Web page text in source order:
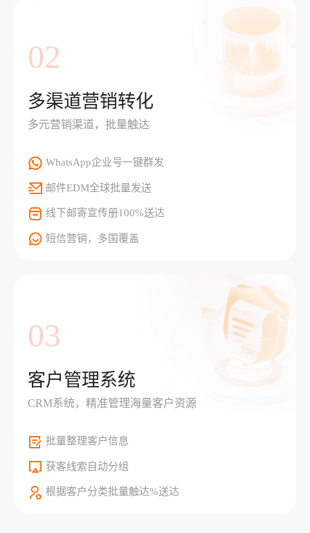
02
多渠道营销转化
多元营销渠道，批量触达
WhatsApp企业号一键群发
邮件EDM全球批量发送
线下邮寄宣传册100%送达
短信营销，多国覆盖
03
客户管理系统
CRM系统，精准管理海量客户资源
批量整理客户信息
获客线索自动分组
根据客户分类批量触达%送达